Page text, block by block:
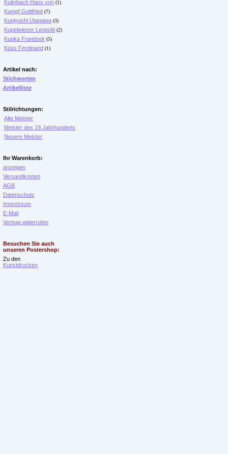
Kulmbach Hans von (1)
Kumpf Gottfried (7)
Kuniyoshi Utagawa (3)
Kupelwieser Leopold (2)
Kupka Frantisek (5)
Küss Ferdinand (1)
Artikel nach:
Stichworten
Artikelliste
Stilrichtungen:
Alte Meister
Meister des 19.Jahrhunderts
Neuere Meister
Ihr Warenkorb:
anzeigen
Versandkosten
AGB
Datenschutz
Impressum
E-Mail
Vertrag widerrufen
Besuchen Sie auch
unseren Postershop:
Zu den
Kunstdrucken